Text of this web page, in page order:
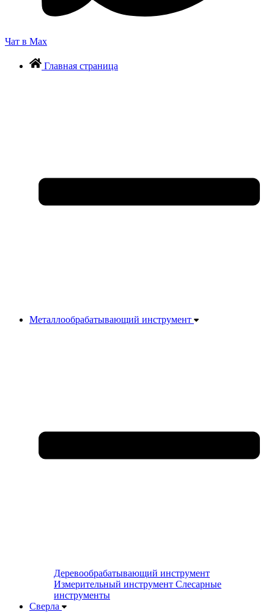
Чат в Max
Главная страница
Металлообрабатывающий инструмент
Деревообрабатывающий инструмент
Измерительный инструмент Слесарные
инструменты
Сверла